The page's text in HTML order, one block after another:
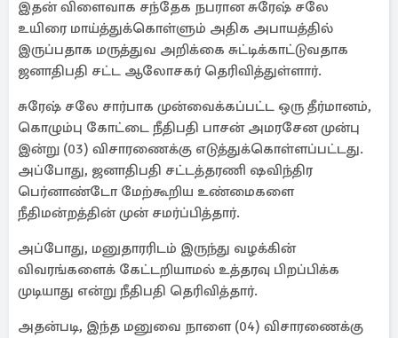
இதன் விளைவாக சந்தேக நபரான சுரேஷ் சலே
உயிரை மாய்த்துக்கொள்ளும் அதிக அபாயத்தில்
இருப்பதாக மருத்துவ அறிக்கை சுட்டிக்காட்டுவதாக
ஜனாதிபதி சட்ட ஆலோசகர் தெரிவித்துள்ளார்.
சுரேஷ் சலே சார்பாக முன்வைக்கப்பட்ட ஒரு தீர்மானம்,
கொழும்பு கோட்டை நீதிபதி பாசன் அமரசேன முன்பு
இன்று (03) விசாரணைக்கு எடுத்துக்கொள்ளப்பட்டது.
அப்போது, ​​ஜனாதிபதி சட்டத்தரணி ஷவிந்திர
பெர்னாண்டோ மேற்கூறிய உண்மைகளை
நீதிமன்றத்தின் முன் சமர்ப்பித்தார்.
அப்போது, ​​மனுதாரரிடம் இருந்து வழக்கின்
விவரங்களைக் கேட்டறியாமல் உத்தரவு பிறப்பிக்க
முடியாது என்று நீதிபதி தெரிவித்தார்.
அதன்படி, இந்த மனுவை நாளை (04) விசாரணைக்கு